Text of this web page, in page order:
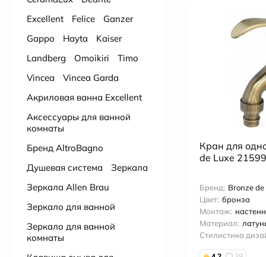
Кран для
de Luxe
Бренд: Bronze de
Цвет: бронза
Монтаж:
Материал:
Стилистика
91 000
43 000₽
9 900₽
19 900₽
15 725₽
18 055₽
20 349₽ 23 800₽
Excellent
Felice
Ganzer
Gappo
Hayta
Kaiser
Landberg
Omoikiri
Timo
Vincea
Vincea Garda
Акриловая ванна Excellent
Аксессуары для ванной
комнаты
Бренд AltroBagno
Душевая система
Зеркала
Зеркала Allen Brau
Зеркало для ванной
Зеркало для ванной
комнаты